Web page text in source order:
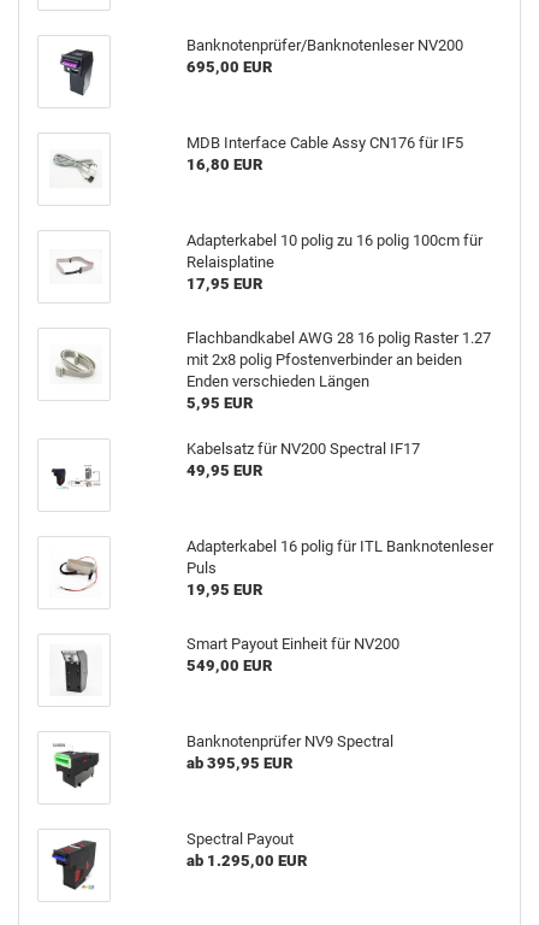
Banknotenprüfer/Banknotenleser NV200
695,00 EUR
MDB Interface Cable Assy CN176 für IF5
16,80 EUR
Adapterkabel 10 polig zu 16 polig 100cm für
Relaisplatine
17,95 EUR
Flachbandkabel AWG 28 16 polig Raster 1.27
mit 2x8 polig Pfostenverbinder an beiden
Enden verschieden Längen
5,95 EUR
Kabelsatz für NV200 Spectral IF17
49,95 EUR
Adapterkabel 16 polig für ITL Banknotenleser
Puls
19,95 EUR
Smart Payout Einheit für NV200
549,00 EUR
Banknotenprüfer NV9 Spectral
ab 395,95 EUR
Spectral Payout
ab 1.295,00 EUR